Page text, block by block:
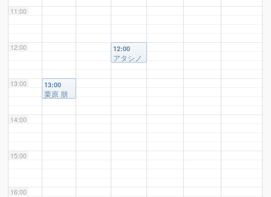
11:00
12:00
13:00
14:00
15:00
16:00
13:00
栗原 朋
12:00
アタシノ